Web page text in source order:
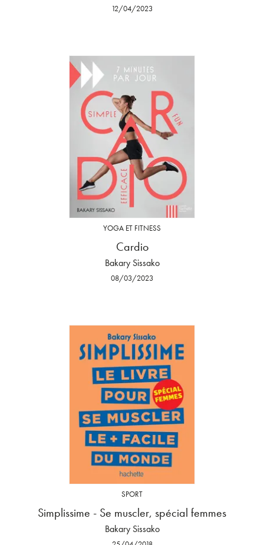
12/04/2023
YOGA ET FITNESS
Cardio
Bakary Sissako
08/03/2023
SPORT
Simplissime - Se muscler, spécial femmes
Bakary Sissako